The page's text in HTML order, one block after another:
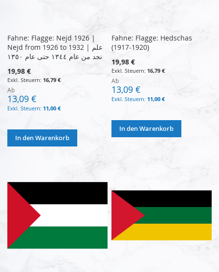
Fahne: Flagge: Nejd 1926 |
Nejd from 1926 to 1932 | علم
نجد من عام ١٣٤٤ حتى عام ١٣٥٠
19,98 €
16,79 €
Ab
13,09 €
11,00 €
In den Warenkorb
Fahne: Flagge: Hedschas
(1917-1920)
19,98 €
16,79 €
Ab
13,09 €
11,00 €
In den Warenkorb